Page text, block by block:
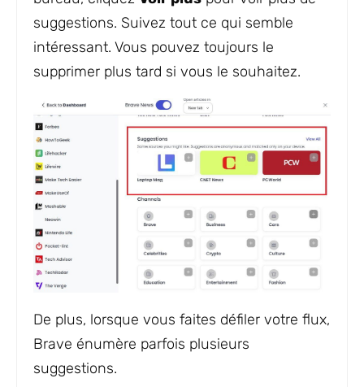
suggestions. Suivez tout ce qui semble
intéressant. Vous pouvez toujours le
supprimer plus tard si vous le souhaitez.
De plus, lorsque vous faites défiler votre flux,
Brave énumère parfois plusieurs
suggestions.